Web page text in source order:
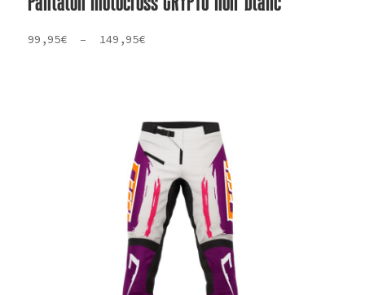
99,95€ – 149,95€Plage
149,95€